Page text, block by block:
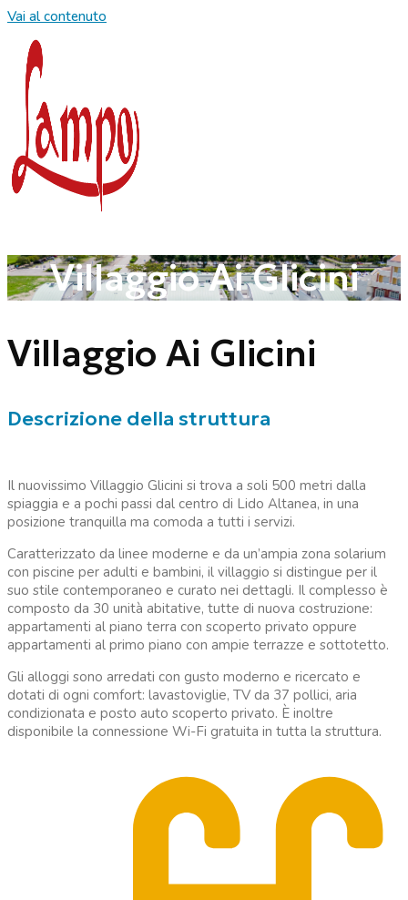
Vai al contenuto
Villaggio Ai Glicini
Villaggio Ai Glicini
Descrizione della struttura
Il nuovissimo Villaggio Glicini si trova a soli 500 metri dalla
spiaggia e a pochi passi dal centro di Lido Altanea, in una
posizione tranquilla ma comoda a tutti i servizi.
Caratterizzato da linee moderne e da un’ampia zona solarium
con piscine per adulti e bambini, il villaggio si distingue per il
suo stile contemporaneo e curato nei dettagli. Il complesso è
composto da 30 unità abitative, tutte di nuova costruzione:
appartamenti al piano terra con scoperto privato oppure
appartamenti al primo piano con ampie terrazze e sottotetto.
Gli alloggi sono arredati con gusto moderno e ricercato e
dotati di ogni comfort: lavastoviglie, TV da 37 pollici, aria
condizionata e posto auto scoperto privato. È inoltre
disponibile la connessione Wi-Fi gratuita in tutta la struttura.